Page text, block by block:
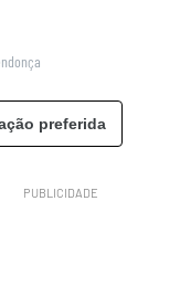
preferida